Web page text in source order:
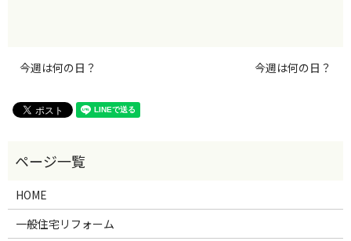
今週は何の日？ 今週は何の日？
HOME
一般住宅リフォーム